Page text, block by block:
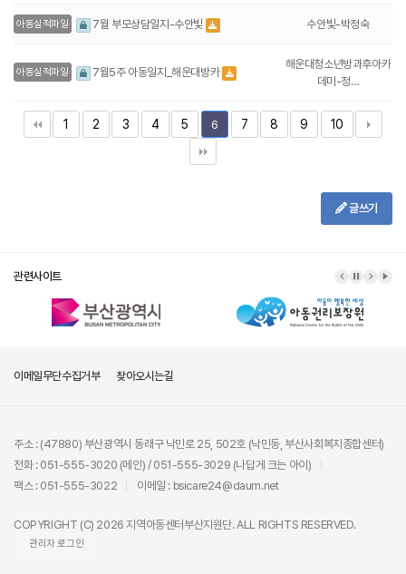
아동실적파일 7월 부모상담일지-수안빛 수안빛-박정숙
아동실적파일 7월5주 아동일지_해운대방카
해운대청소년방과후아카
데미-정…
1 2 3 4 5 6 7 8 9 10
글쓰기
관련사이트
이메일무단수집거부 찾아오시는길
주소 : (47880) 부산광역시 동래구 낙민로 25, 502호 (낙민동, 부산사회복지종합센터)
전화 : 051-555-3020 (메인) / 051-555-3029 (나답게 크는 아이)
팩스 : 051-555-3022
이메일 : bsicare24@daum.net
COPYRIGHT (C) 2026 지역아동센터부산지원단. ALL RIGHTS RESERVED.
관리자 로그인